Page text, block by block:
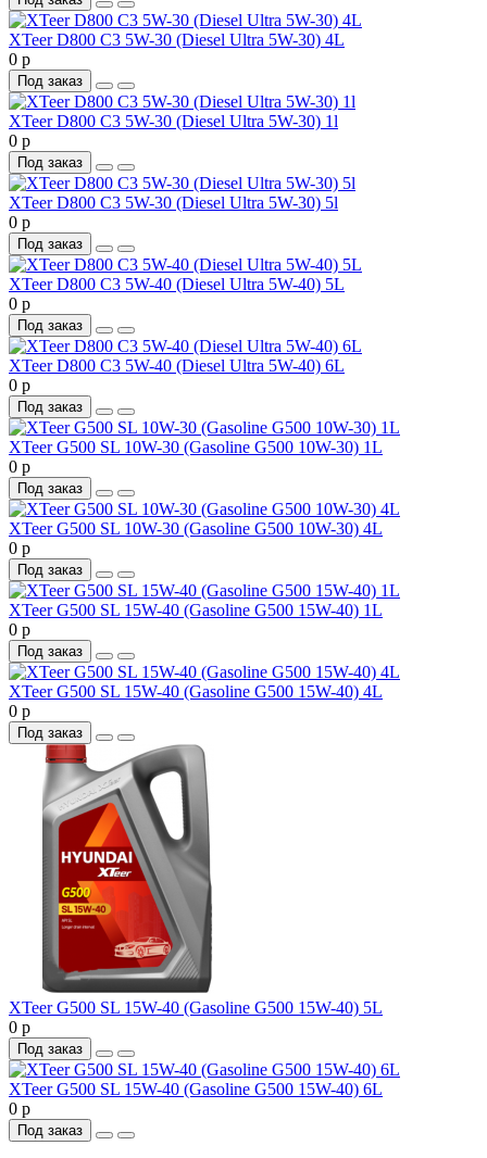
XTeer D800 C3 5W-30 (Diesel Ultra 5W-30) 4L
0 р
Под заказ
XTeer D800 C3 5W-30 (Diesel Ultra 5W-30) 1l
0 р
Под заказ
XTeer D800 C3 5W-30 (Diesel Ultra 5W-30) 5l
0 р
Под заказ
XTeer D800 C3 5W-40 (Diesel Ultra 5W-40) 5L
0 р
Под заказ
XTeer D800 C3 5W-40 (Diesel Ultra 5W-40) 6L
0 р
Под заказ
XTeer G500 SL 10W-30 (Gasoline G500 10W-30) 1L
0 р
Под заказ
XTeer G500 SL 10W-30 (Gasoline G500 10W-30) 4L
0 р
Под заказ
XTeer G500 SL 15W-40 (Gasoline G500 15W-40) 1L
0 р
Под заказ
XTeer G500 SL 15W-40 (Gasoline G500 15W-40) 4L
0 р
Под заказ
XTeer G500 SL 15W-40 (Gasoline G500 15W-40) 5L
0 р
Под заказ
XTeer G500 SL 15W-40 (Gasoline G500 15W-40) 6L
0 р
Под заказ